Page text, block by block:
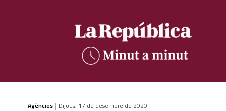
Agències | Dijous, 17 de desembre de 2020